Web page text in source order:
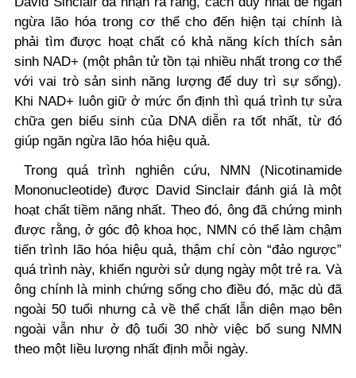
ngừa lão hóa trong cơ thể cho đến hiện tại chính là
phải tìm được hoạt chất có khả năng kích thích sản
sinh NAD+ (một phân tử tồn tại nhiều nhất trong cơ thể
với vai trò sản sinh năng lượng để duy trì sự sống).
Khi NAD+ luôn giữ ở mức ổn định thì quá trình tự sửa
chữa gen biểu sinh của DNA diễn ra tốt nhất, từ đó
giúp ngăn ngừa lão hóa hiệu quả.
Trong quá trình nghiên cứu, NMN (Nicotinamide
Mononucleotide) được David Sinclair đánh giá là một
hoạt chất tiềm năng nhất. Theo đó, ông đã chứng minh
được rằng, ở góc độ khoa học, NMN có thể làm chậm
tiến trình lão hóa hiệu quả, thậm chí còn “đảo ngược”
quá trình này, khiến người sử dụng ngày một trẻ ra. Và
ông chính là minh chứng sống cho điều đó, mặc dù đã
ngoài 50 tuổi nhưng cả về thể chất lẫn diện mạo bên
ngoài vẫn như ở độ tuổi 30 nhờ việc bổ sung NMN
theo một liều lượng nhất định mỗi ngày.